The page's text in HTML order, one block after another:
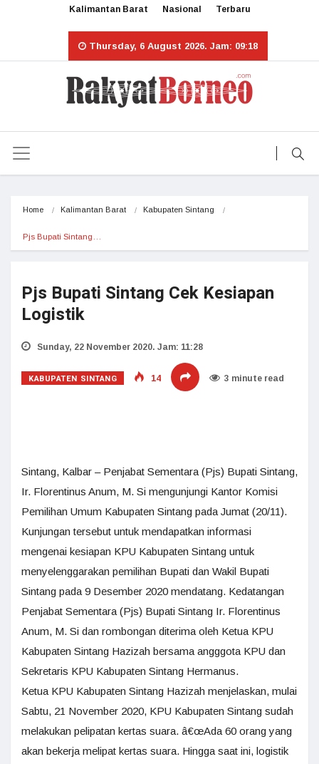
Kalimantan Barat Nasional Terbaru
Thursday, 6 August 2026. Jam: 09:18
Home Kalimantan Barat Kabupaten Sintang
Pjs Bupati Sintang…
Pjs Bupati Sintang Cek Kesiapan
Logistik
Sunday, 22 November 2020. Jam: 11:28
KABUPATEN SINTANG 14 3 minute read
Sintang, Kalbar – Penjabat Sementara (Pjs) Bupati Sintang,
Ir. Florentinus Anum, M. Si mengunjungi Kantor Komisi
Pemilihan Umum Kabupaten Sintang pada Jumat (20/11).
Kunjungan tersebut untuk mendapatkan informasi
mengenai kesiapan KPU Kabupaten Sintang untuk
menyelenggarakan pemilihan Bupati dan Wakil Bupati
Sintang pada 9 Desember 2020 mendatang. Kedatangan
Penjabat Sementara (Pjs) Bupati Sintang Ir. Florentinus
Anum, M. Si dan rombongan diterima oleh Ketua KPU
Kabupaten Sintang Hazizah bersama angggota KPU dan
Sekretaris KPU Kabupaten Sintang Hermanus.
Ketua KPU Kabupaten Sintang Hazizah menjelaskan, mulai
Sabtu, 21 November 2020, KPU Kabupaten Sintang sudah
melakukan pelipatan kertas suara. â€œAda 60 orang yang
akan bekerja melipat kertas suara. Hingga saat ini, logistik